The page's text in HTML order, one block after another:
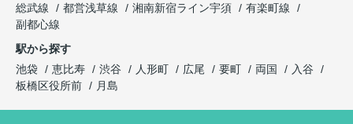
総武線
都営浅草線 湘南新宿ライン宇須
有楽町線
副都心線
駅から探す
池袋
恵比寿 渋谷 人形町 広尾 要町 両国
入谷
板橋区役所前
月島